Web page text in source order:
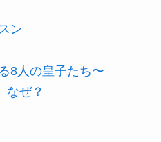
ン
8人の皇子たち〜
なぜ？